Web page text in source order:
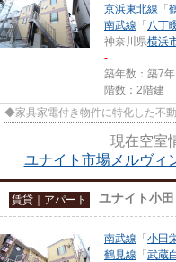
京浜東北線 「
南武線 「 八丁
神奈川県横浜
-
築年数：築7年
階数：2階建
◆家具家電付き物件に特化した不
現在空室
ユナイト市場メルヴィ
賃貸｜アパート ユナイト小
南武線 「 小田
鶴見線 「 武蔵